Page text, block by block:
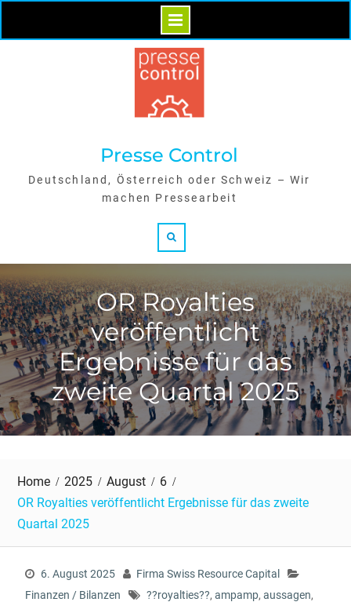
Skip
Presse Control
Deutschland, Österreich oder Schweiz – Wir
machen Pressearbeit
OR Royalties
veröffentlicht
Ergebnisse für das
zweite Quartal 2025
Home 2025 August
6
OR Royalties veröffentlicht Ergebnisse für das zweite
Quartal 2025
6. August 2025
Firma Swiss Resource Capital
Finanzen / Bilanzen
??royalties??, ampamp, aussagen,